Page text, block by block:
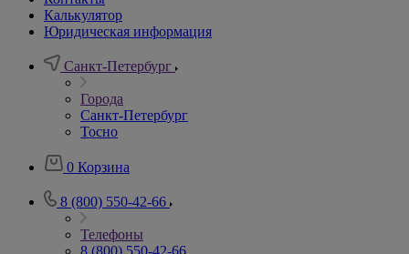
Калькулятор
Юридическая информация
Санкт-Петербург
Города
Санкт-Петербург
Тосно
0 Корзина
8 (800) 550-42-66
Телефоны
8 (800) 550-42-66